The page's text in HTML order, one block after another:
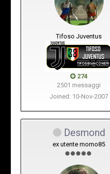
Tifoso Juventus
274
2501 messaggi
Joined: 10-Nov-2007
Desmond
ex utente momo85